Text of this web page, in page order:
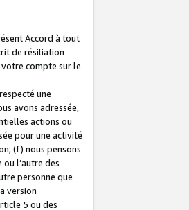
Accord à tout
de résiliation
compte sur le
une
avons adressée,
actions ou
pour une activité
(f) nous pensons
l’autre des
personne que
version
5 ou des